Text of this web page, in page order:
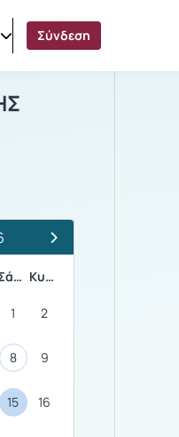
Σύνδεση
ΤΗΣ
Επόμενος Μήνας
Σάββατο Κυριακή
1 2
8 9
15 16